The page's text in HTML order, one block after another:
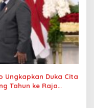
Ungkapkan Duka Cita
Tahun ke Raja